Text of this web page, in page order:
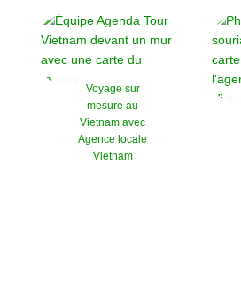
Voyage sur
mesure au
Vietnam avec
Agence locale
Vietnam